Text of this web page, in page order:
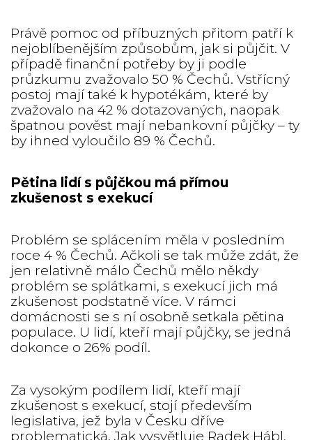
Právě pomoc od příbuzných přitom patří k
nejoblíbenějším způsobům, jak si půjčit. V
případě finanční potřeby by ji podle
průzkumu zvažovalo 50 % Čechů. Vstřícný
postoj mají také k hypotékám, které by
zvažovalo na 42 % dotazovaných, naopak
špatnou pověst mají nebankovní půjčky – ty
by ihned vyloučilo 89 % Čechů.
Pětina lidí s půjčkou má přímou
zkušenost s exekucí
Problém se splácením měla v posledním
roce 4 % Čechů. Ačkoli se tak může zdát, že
jen relativně málo Čechů mělo někdy
problém se splátkami, s exekucí jich má
zkušenost podstatně více. V rámci
domácnosti se s ní osobně setkala pětina
populace. U lidí, kteří mají půjčky, se jedná
dokonce o 26% podíl.
Za vysokým podílem lidí, kteří mají
zkušenost s exekucí, stojí především
legislativa, jež byla v Česku dříve
problematická. Jak vysvětluje Radek Hábl,